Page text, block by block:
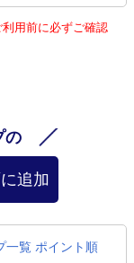
利用前に必ずご確認
の
追加
一覧 ポイント順